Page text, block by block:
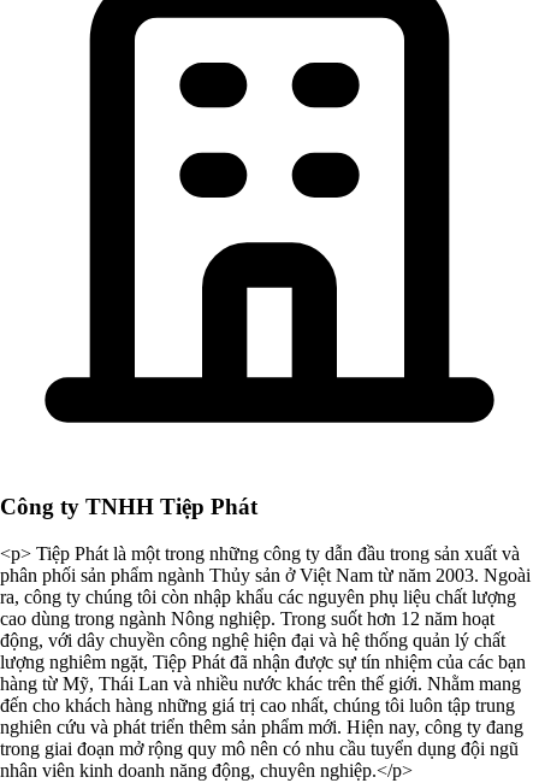
Công ty TNHH Tiệp Phát
<p> Tiệp Phát là một trong những công ty dẫn đầu trong sản xuất và
phân phối sản phẩm ngành Thủy sản ở Việt Nam từ năm 2003. Ngoài
ra, công ty chúng tôi còn nhập khẩu các nguyên phụ liệu chất lượng
cao dùng trong ngành Nông nghiệp. Trong suốt hơn 12 năm hoạt
động, với dây chuyền công nghệ hiện đại và hệ thống quản lý chất
lượng nghiêm ngặt, Tiệp Phát đã nhận được sự tín nhiệm của các bạn
hàng từ Mỹ, Thái Lan và nhiều nước khác trên thế giới. Nhằm mang
đến cho khách hàng những giá trị cao nhất, chúng tôi luôn tập trung
nghiên cứu và phát triển thêm sản phẩm mới. Hiện nay, công ty đang
trong giai đoạn mở rộng quy mô nên có nhu cầu tuyển dụng đội ngũ
nhân viên kinh doanh năng động, chuyên nghiệp.</p>